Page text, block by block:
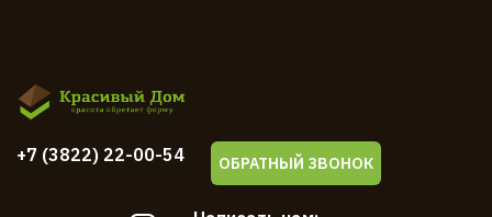
+7 (3822) 22-00-54 ОБРАТНЫЙ ЗВОНОК